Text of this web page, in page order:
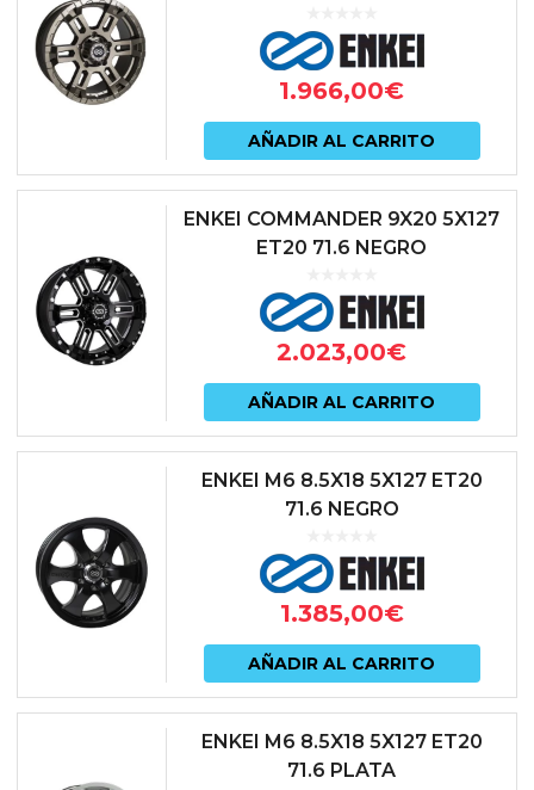
1.966,00€
AÑADIR AL CARRITO
ENKEI COMMANDER 9X20 5X127
ET20 71.6 NEGRO
2.023,00€
AÑADIR AL CARRITO
ENKEI M6 8.5X18 5X127 ET20
71.6 NEGRO
1.385,00€
AÑADIR AL CARRITO
ENKEI M6 8.5X18 5X127 ET20
71.6 PLATA